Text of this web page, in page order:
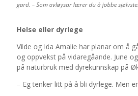
gard. – Som avløysar lærer du å jobbe
Helse eller dyrlege
Vilde og Ida Amalie har planar om å
og oppvekst på vidaregåande. June
på naturbruk med dyrekunnskap på
– Eg tenker litt på å bli dyrlege. Men